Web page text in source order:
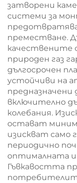
затворени
системи за
преместване.
качествените
природен газ
дългосрочен
устойчиви на
предназначени
включително
колебания.
остават
изискват само
периодично
оптималната
Гъвкавостта